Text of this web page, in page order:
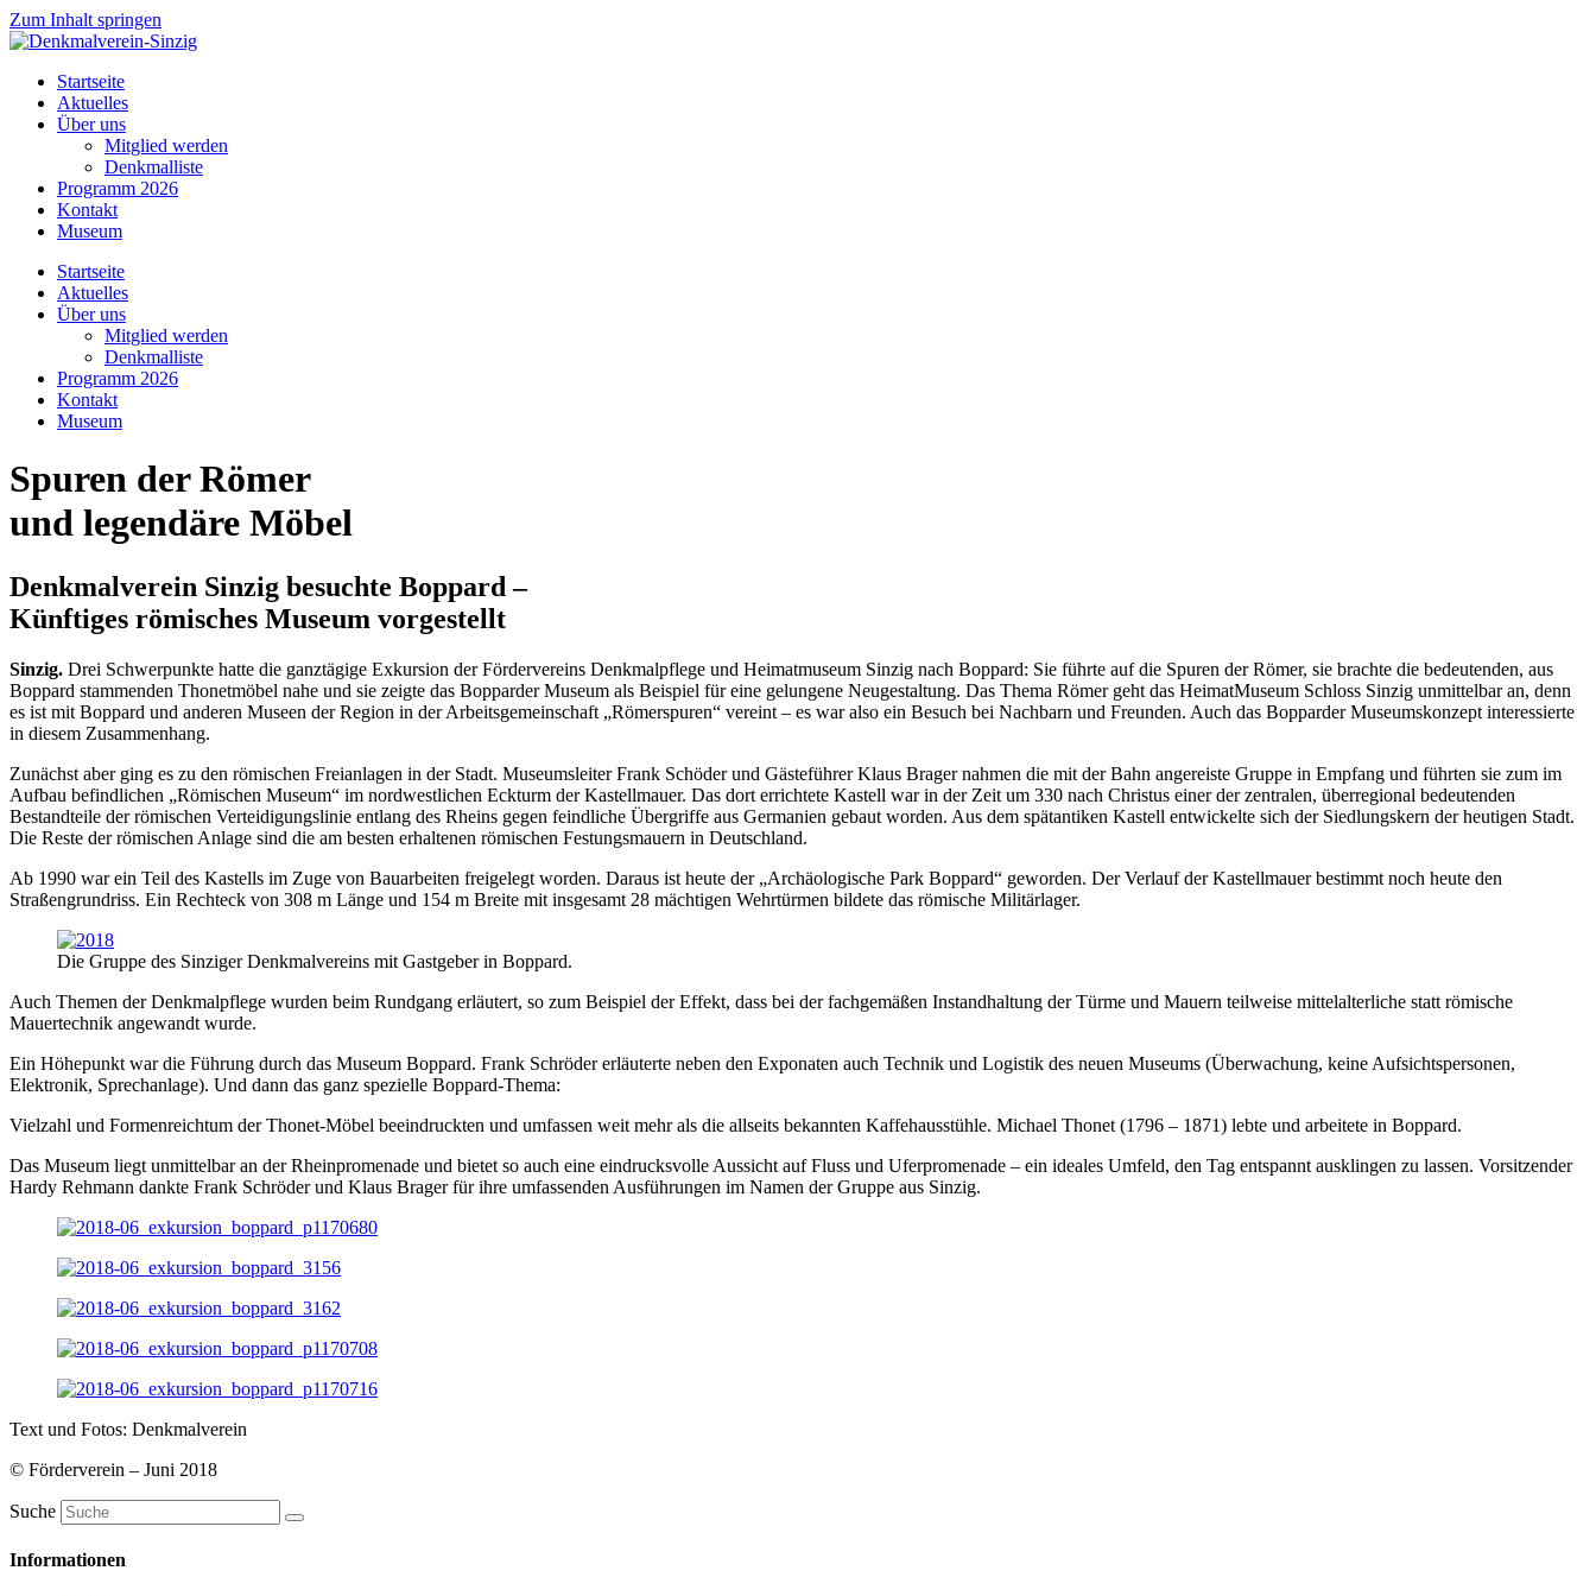
Zum Inhalt springen
Startseite
Aktuelles
Über uns
Mitglied werden
Denkmalliste
Programm 2026
Kontakt
Museum
Startseite
Aktuelles
Über uns
Mitglied werden
Denkmalliste
Programm 2026
Kontakt
Museum
Spuren der Römer
und legendäre Möbel
Denkmalverein Sinzig besuchte Boppard –
Künftiges römisches Museum vorgestellt
Sinzig. Drei Schwerpunkte hatte die ganztägige Exkursion der Fördervereins Denkmalpflege und Heimatmuseum Sinzig nach Boppard: Sie führte auf die Spuren der Römer, sie brachte die bedeutenden, aus
Boppard stammenden Thonetmöbel nahe und sie zeigte das Bopparder Museum als Beispiel für eine gelungene Neugestaltung. Das Thema Römer geht das HeimatMuseum Schloss Sinzig unmittelbar an, denn
es ist mit Boppard und anderen Museen der Region in der Arbeitsgemeinschaft „Römerspuren“ vereint – es war also ein Besuch bei Nachbarn und Freunden. Auch das Bopparder Museumskonzept interessierte
in diesem Zusammenhang.
Zunächst aber ging es zu den römischen Freianlagen in der Stadt. Museumsleiter Frank Schöder und Gästeführer Klaus Brager nahmen die mit der Bahn angereiste Gruppe in Empfang und führten sie zum im
Aufbau befindlichen „Römischen Museum“ im nordwestlichen Eckturm der Kastellmauer. Das dort errichtete Kastell war in der Zeit um 330 nach Christus einer der zentralen, überregional bedeutenden
Bestandteile der römischen Verteidigungslinie entlang des Rheins gegen feindliche Übergriffe aus Germanien gebaut worden. Aus dem spätantiken Kastell entwickelte sich der Siedlungskern der heutigen Stadt.
Die Reste der römischen Anlage sind die am besten erhaltenen römischen Festungsmauern in Deutschland.
Ab 1990 war ein Teil des Kastells im Zuge von Bauarbeiten freigelegt worden. Daraus ist heute der „Archäologische Park Boppard“ geworden. Der Verlauf der Kastellmauer bestimmt noch heute den
Straßengrundriss. Ein Rechteck von 308 m Länge und 154 m Breite mit insgesamt 28 mächtigen Wehrtürmen bildete das römische Militärlager.
Die Gruppe des Sinziger Denkmalvereins mit Gastgeber in Boppard.
Auch Themen der Denkmalpflege wurden beim Rundgang erläutert, so zum Beispiel der Effekt, dass bei der fachgemäßen Instandhaltung der Türme und Mauern teilweise mittelalterliche statt römische
Mauertechnik angewandt wurde.
Ein Höhepunkt war die Führung durch das Museum Boppard. Frank Schröder erläuterte neben den Exponaten auch Technik und Logistik des neuen Museums (Überwachung, keine Aufsichtspersonen,
Elektronik, Sprechanlage). Und dann das ganz spezielle Boppard-Thema:
Vielzahl und Formenreichtum der Thonet-Möbel beeindruckten und umfassen weit mehr als die allseits bekannten Kaffehausstühle. Michael Thonet (1796 – 1871) lebte und arbeitete in Boppard.
Das Museum liegt unmittelbar an der Rheinpromenade und bietet so auch eine eindrucksvolle Aussicht auf Fluss und Uferpromenade – ein ideales Umfeld, den Tag entspannt ausklingen zu lassen. Vorsitzender
Hardy Rehmann dankte Frank Schröder und Klaus Brager für ihre umfassenden Ausführungen im Namen der Gruppe aus Sinzig.
Text und Fotos: Denkmalverein
© Förderverein – Juni 2018
Suche
Informationen